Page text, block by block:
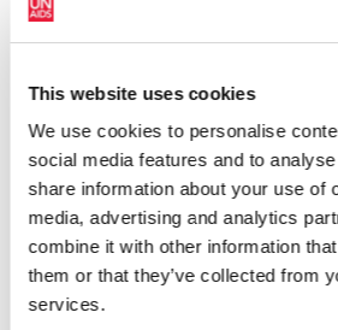
This website uses cookies
We use cookies to personalise
social media features and to
share information about your use of
media, advertising and analytics
combine it with other information
them or that they’ve collected from
services.
que decide romper la barrera del
superaron su miedo a hablar.
como la revolución, faculte a las
con el VIH a hacer lo mismo y
la percepción de la sociedad
irreversiblemente», afirma el señor
Las personas que viven con el VIH